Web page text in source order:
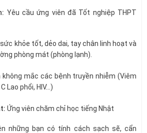
Yêu cầu ứng viên đã Tốt nghiệp THPT
khỏe tốt, dẻo dai, tay chân linh hoạt và
phòng mát (phòng lạnh).
không mắc các bệnh truyền nhiễm (Viêm
Lao phổi, HIV…)
Ứng viên chăm chỉ học tiếng Nhật
những bạn có tính cách sạch sẽ, cẩn